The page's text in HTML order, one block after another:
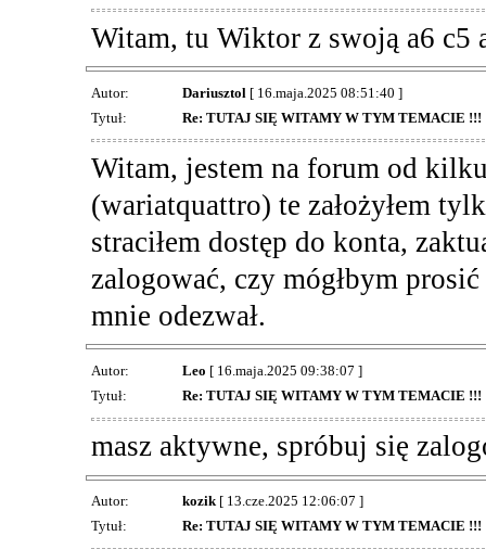
Witam, tu Wiktor z swoją a6 c5
Autor: Dariusztol [ 16.maja.2025 08:51:40 ]
Tytuł:
Re: TUTAJ SIĘ WITAMY W TYM TEMACIE !!!
Witam, jestem na forum od
(wariatquattro) te założyłem
straciłem dostęp do konta,
zalogować, czy mógłbym
mnie odezwał.
Autor: Leo [ 16.maja.2025 09:38:07 ]
Tytuł:
Re: TUTAJ SIĘ WITAMY W TYM TEMACIE !!!
masz aktywne, spróbuj się
Autor: kozik[ 13.cze.2025 12:06:07 ]
Tytuł:
Re: TUTAJ SIĘ WITAMY W TYM TEMACIE !!!